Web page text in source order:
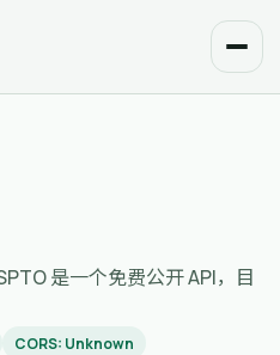
是一个免费公开 API，目
CORS: Unknown